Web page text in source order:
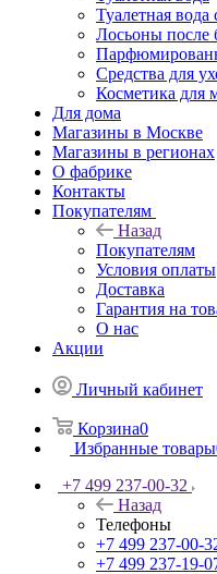
Туалетная
Лосьоны после
Средства для
Косметика для
Для дома
Магазины в Москве
Магазины в регионах
О фабрике
Контакты
Покупателям
Назад
Покупателям
Условия оплаты
Доставка
Гарантия на
О нас
Акции
Личный кабинет
Корзина0
Избранные товары
+7 499 237-00-32
Назад
Телефоны
+7 499 237-00-
+7 499 237-19-